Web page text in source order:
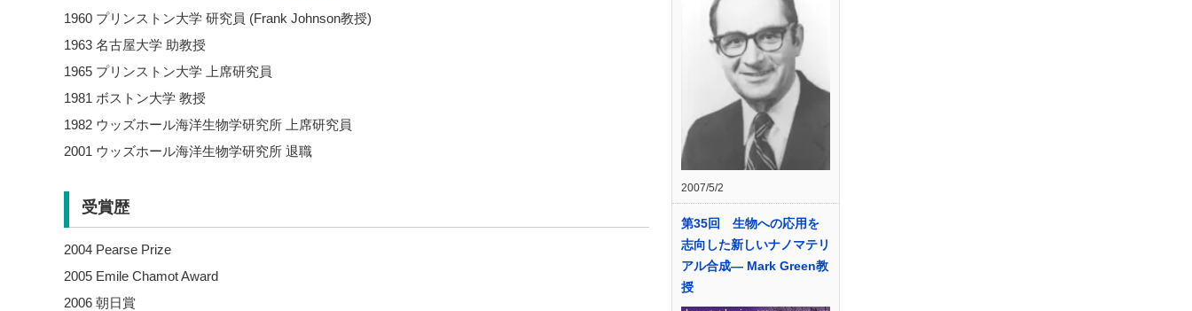
1960 プリンストン大学 研究員 (Frank Johnson教授)
1963 名古屋大学 助教授
1965 プリンストン大学 上席研究員
1981 ボストン大学 教授
1982 ウッズホール海洋生物学研究所 上席研究員
2001 ウッズホール海洋生物学研究所 退職
受賞歴
2004 Pearse Prize
2005 Emile Chamot Award
2006 朝日賞
2007/5/2
第35回 生物への応用を
志向した新しいナノマテリ
アル合成― Mark Green教
授